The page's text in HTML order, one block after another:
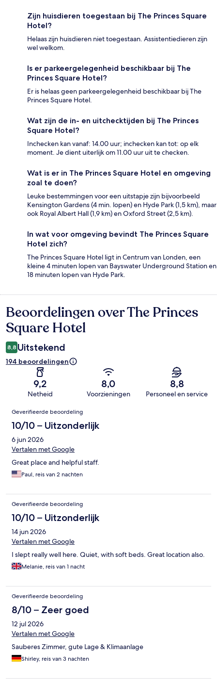
Zijn huisdieren toegestaan bij The Princes Square
Hotel?
Helaas zijn huisdieren niet toegestaan. Assistentiedieren zijn
wel welkom.
Is er parkeergelegenheid beschikbaar bij The
Princes Square Hotel?
Er is helaas geen parkeergelegenheid beschikbaar bij The
Princes Square Hotel.
Wat zijn de in- en uitchecktijden bij The Princes
Square Hotel?
Inchecken kan vanaf: 14.00 uur; inchecken kan tot: op elk
moment. Je dient uiterlijk om 11.00 uur uit te checken.
Wat is er in The Princes Square Hotel en omgeving
zoal te doen?
Leuke bestemmingen voor een uitstapje zijn bijvoorbeeld
Kensington Gardens (4 min. lopen) en Hyde Park (1,5 km), maar
ook Royal Albert Hall (1,9 km) en Oxford Street (2,5 km).
In wat voor omgeving bevindt The Princes Square
Hotel zich?
The Princes Square Hotel ligt in Centrum van Londen, een
kleine 4 minuten lopen van Bayswater Underground Station en
18 minuten lopen van Hyde Park.
Beoordelingen
Beoordelingen over The Princes
Square Hotel
8,8 Uitstekend
194 beoordelingen
9,2
Netheid
8,0
Voorzieningen
8,8
Personeel en service
Beoordelingen
Geverifieerde beoordeling
10/10 – Uitzonderlijk
6 jun 2026
Vertalen met Google
Great place and helpful staff.
Paul, reis van 2 nachten
Geverifieerde beoordeling
10/10 – Uitzonderlijk
14 jun 2026
Vertalen met Google
I slept really well here. Quiet, with soft beds. Great location also.
Melanie, reis van 1 nacht
Geverifieerde beoordeling
8/10 – Zeer goed
12 jul 2026
Vertalen met Google
Sauberes Zimmer, gute Lage & Klimaanlage
Shirley, reis van 3 nachten